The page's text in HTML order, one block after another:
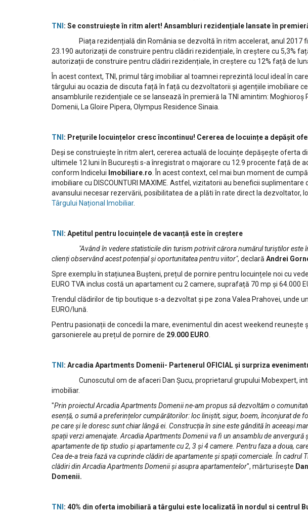
TNI : Se construiește în ritm alert! Ansambluri rezidențiale lansate în
Piața rezidențială din România se dezvoltă în ritm accelerat, anul 2017
23.190 autorizații de construire pentru clădiri rezidențiale, în creștere cu 5,3%
autorizații de construire pentru clădiri rezidențiale, în creștere cu 12% față de
În acest context, TNI, primul târg imobiliar al toamnei reprezintă locul ideal în
târgului au ocazia de discuta față în față cu dezvoltatorii și agențiile imobiliare
ansamblurile rezidențiale ce se lansează în premieră la TNI amintim: Moghioroș
Domenii, La Gloire Pipera, Olympus Residence Sinaia.
TNI : Prețurile locuințelor cresc încontinuu! Cererea de locuințe a depășit
Deși se construiește în ritm alert, cererea actuală de locuințe depășește oferta
ultimele 12 luni în București s-a înregistrat o majorare cu 12.9 procente față de
conform Indicelui Imobiliare.ro . În acest context, cel mai bun moment de
imobiliare cu DISCOUNTURI MAXIME. Astfel, vizitatorii au beneficii
avansului necesar rezervării, posibilitatea de a plăti în rate direct la dezvoltator,
Târgului Național Imobiliar.
TNI : Apetitul pentru locuințele de vacanță este în creștere
"Având în vedere statisticile din turism potrivit cărora numărul turiștilor este în
clienți observând acest potențial și oportunitatea pentru viitor", declară Andrei
Spre exemplu în stațiunea Bușteni, prețul de pornire pentru locuințele noi cu
EURO TVA inclus costă un apartament cu 2 camere, suprafață 70 mp și
Trendul clădirilor de tip boutique s-a dezvoltat și pe zona Valea Prahovei, unde
EURO/lună.
Pentru pasionații de concedii la mare, evenimentul din acest weekend
garsonierele au prețul de pornire de 29.000 EURO
TNI : Arcadia Apartments Domenii- Partenerul OFICIAL și surpriza
Cunoscutul om de afaceri Dan Șucu, proprietarul grupului Mobexpert,
imobiliar.
"Prin proiectul Arcadia Apartments Domenii ne-am propus să dezvoltăm o
esență, o sumă a preferințelor cumpărătorilor: loc liniștit, sigur, boem, înconjurat de
pe care și le doresc sunt chiar lângă ei. Construcția în sine este gândită în aceeași
spații verzi amenajate. Arcadia Apartments Domenii va fi un ansamblu de
apartamente de tip studio și apartamente cu 2, 3 și 4 camere. Pentru faza a doua,
Cea de-a treia fază va cuprinde clădiri de apartamente și spații comerciale. În cadrul
clădiri din Arcadia Apartments Domenii și asupra apartamentelor", mărturisește
Domenii.
TNI : 40% din oferta imobiliară a târgului este localizată în nordul si centrul